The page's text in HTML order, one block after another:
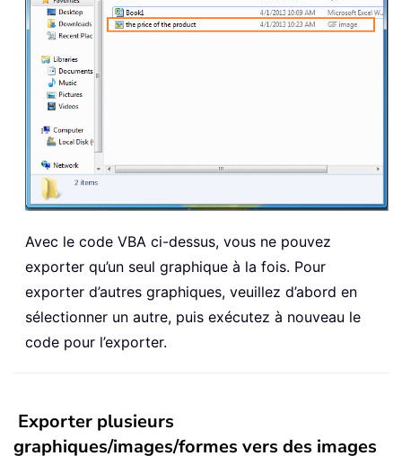
Avec le code VBA ci-dessus, vous ne pouvez
exporter qu’un seul graphique à la fois. Pour
exporter d’autres graphiques, veuillez d’abord en
sélectionner un autre, puis exécutez à nouveau le
code pour l’exporter.
Exporter plusieurs
graphiques/images/formes vers des images